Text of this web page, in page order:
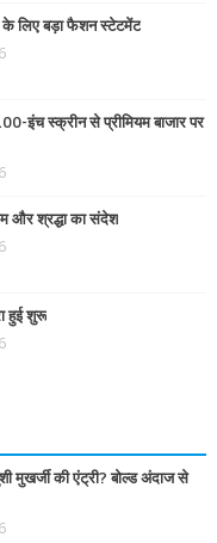
के लिए बड़ा फैशन स्टेटमेंट
इंच स्क्रीन से प्रीमियम बाजार पर
और श्रद्धा का संदेश
हुई शुरू
मुखर्जी की एंट्री? बोल्ड अंदाज से